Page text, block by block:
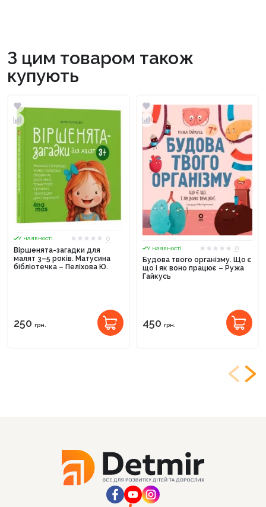
З цим товаром також
купують
У наявності
0
Віршенята-загадки для
малят 3–5 років. Матусина
бібліотечка – Пеліхова Ю.
250 грн.
У наявності
0
Будова твого організму. Що є
що і як воно працює – Ружа
Гайкусь
450 грн.